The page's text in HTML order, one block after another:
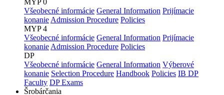
MYP 0
Všeobecné informácie General Information Prijímacie
konanie Admission Procedure Policies
MYP 4
Všeobecné informácie General Information Prijímacie
konanie Admission Procedure Policies
DP
Všeobecné informácie General Information Výberové
konanie Selection Procedure Handbook Policies IB DP
Faculty DP Exams
Šrobárčania